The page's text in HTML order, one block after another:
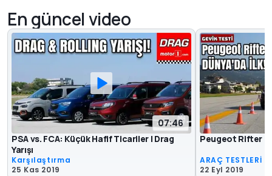
En güncel video
07:46
PSA vs. FCA: Küçük Hafif Ticariler | Drag
Yarışı
Karşılaştırma
25 Kas 2019
Peugeot Rifter |
ARAÇ TESTLERİ
22 Eyl 2019